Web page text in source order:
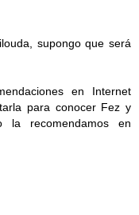
supongo que será
en Internet
para conocer Fez y
la recomendamos en